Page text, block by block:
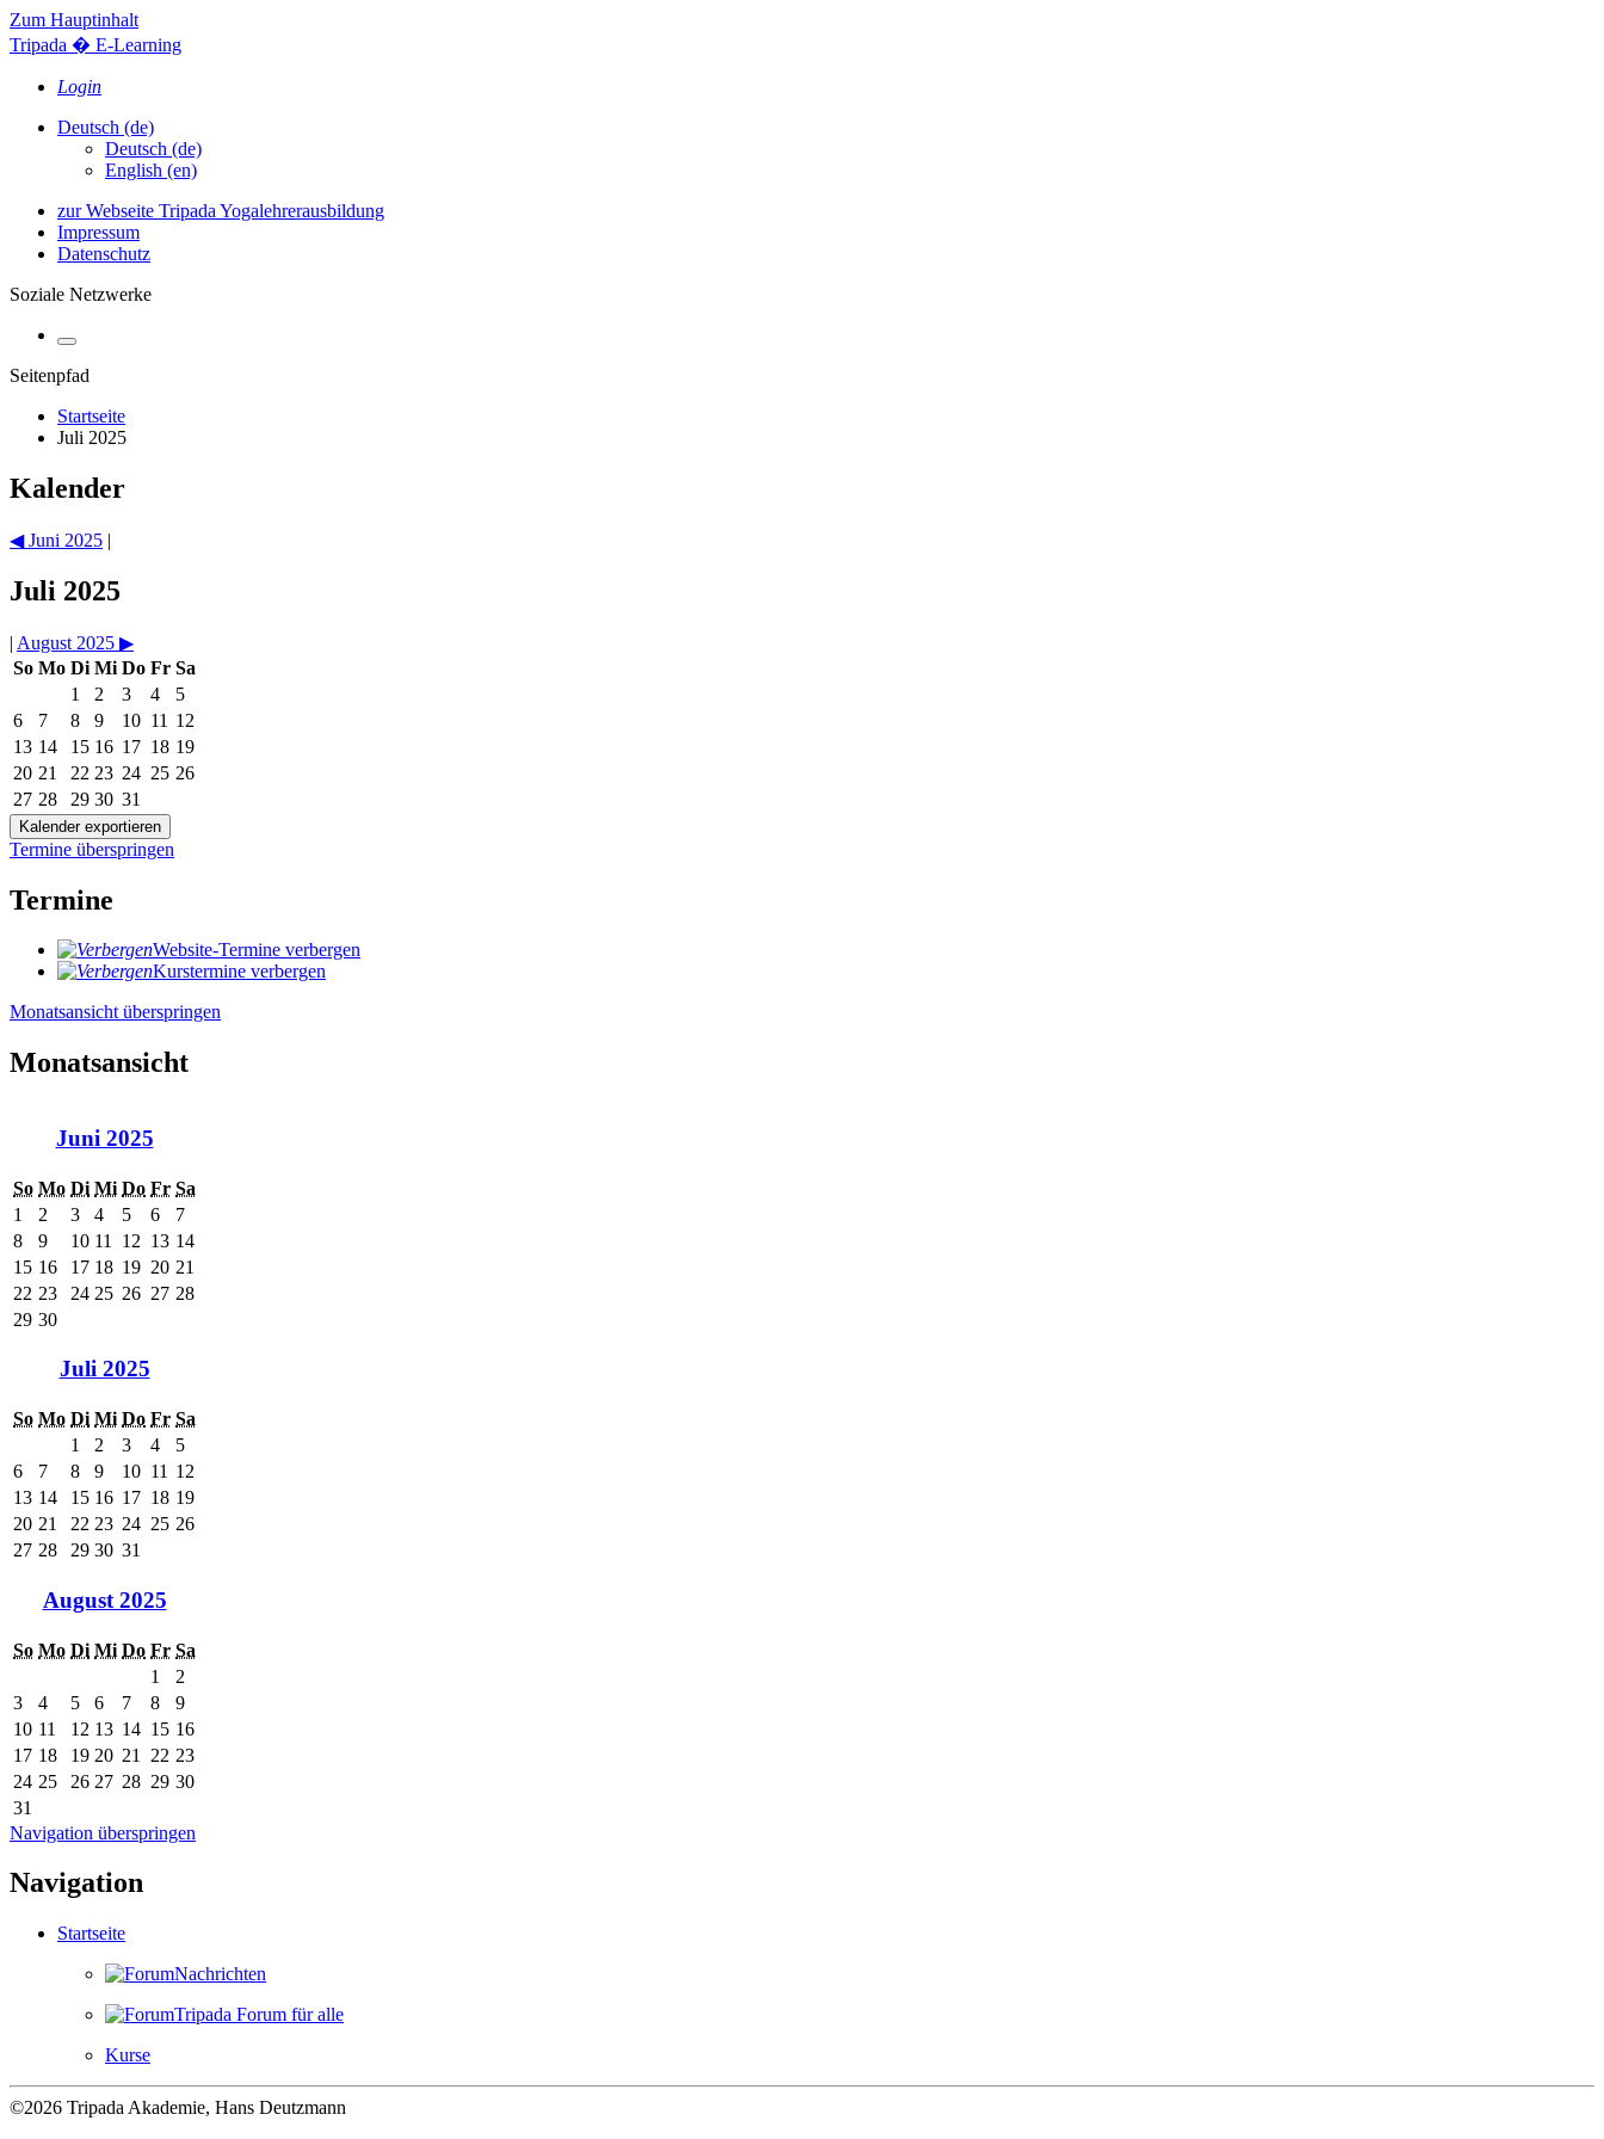
Zum Hauptinhalt
Tripada � E-Learning
Login
Deutsch ‎(de)‎
Deutsch ‎(de)‎
English ‎(en)‎
zur Webseite Tripada Yogalehrerausbildung
Impressum
Datenschutz
Soziale Netzwerke
Seitenpfad
Startseite
Juli 2025
Kalender
◀︎ Juni 2025 |
Juli 2025
| August 2025 ▶︎
So Mo Di Mi Do Fr Sa
1
2 3 4
5
6
7 8 9 10 11 12
13 14 15 16 17 18 19
20 21 22 23 24 25 26
27 28 29 30 31
Termine überspringen
Termine
Website-Termine verbergen
Kurstermine verbergen
Monatsansicht überspringen
Monatsansicht
Juni 2025
So Mo Di Mi Do Fr Sa
1
2 3 4 5 6
7
8
9 10 11 12 13 14
15 16 17 18 19 20 21
22 23 24 25 26 27 28
29 30
Juli 2025
So Mo Di Mi Do Fr Sa
1
2 3 4
5
6
7 8 9 10 11 12
13 14 15 16 17 18 19
20 21 22 23 24 25 26
27 28 29 30 31
August 2025
So Mo Di Mi Do Fr Sa
1
2
3
4 5 6 7 8
9
10 11 12 13 14 15 16
17 18 19 20 21 22 23
24 25 26 27 28 29 30
31
Navigation überspringen
Navigation
Startseite
Nachrichten
Tripada Forum für alle
Kurse
©2026 Tripada Akademie, Hans Deutzmann